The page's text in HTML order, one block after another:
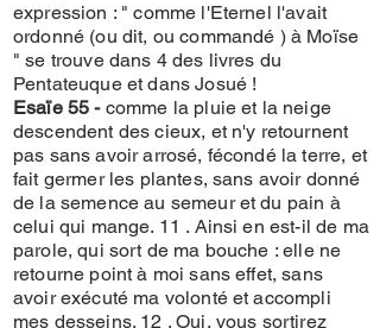
expression : " comme l'Eternel l'avait
ordonné (ou dit, ou commandé ) à Moïse
" se trouve dans 4 des livres du
Pentateuque et dans Josué !
Esaïe 55 - comme la pluie et la neige
descendent des cieux, et n'y retournent
pas sans avoir arrosé, fécondé la terre, et
fait germer les plantes, sans avoir donné
de la semence au semeur et du pain à
celui qui mange. 11 . Ainsi en est-il de ma
parole, qui sort de ma bouche : elle ne
retourne point à moi sans effet, sans
avoir exécuté ma volonté et accompli
mes desseins. 12 . Oui, vous sortirez